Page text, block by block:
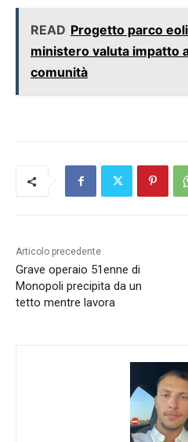
READ Progetto parco
ministero valuta impatto
comunità
Articolo precedente
Grave operaio 51enne di
Monopoli precipita da un
tetto mentre lavora